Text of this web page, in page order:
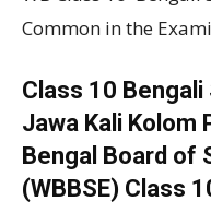
Common in the
Class 10
Jawa Kali Kolom
Bengal Board of
(WBBSE) Class